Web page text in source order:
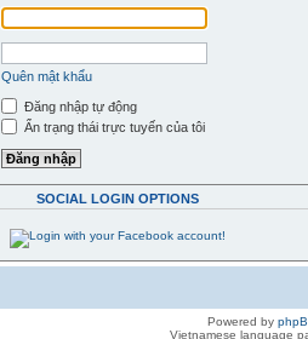
Quên mật khẩu
Đăng nhập tự động
Ẩn trạng thái trực tuyến của tôi
SOCIAL LOGIN OPTIONS
Powered by
Vietnamese language